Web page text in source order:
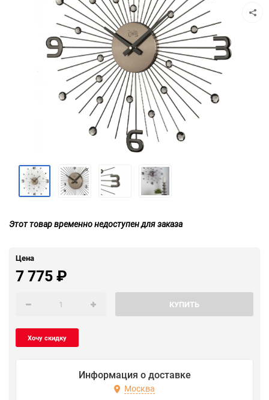
Этот товар временно недоступен для заказа
Цена
7 775₽
КУПИТЬ
Информация о доставке
Москва